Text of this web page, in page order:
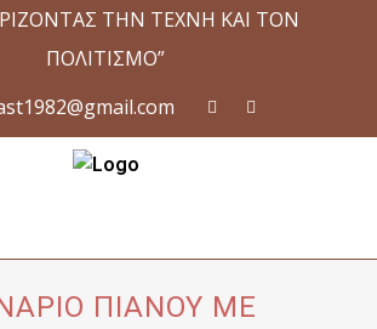
ΤΗΝ ΤΕΧΝΗ ΚΑΙ ΤΟΝ
ΠΟΛΙΤΙΣΜΟ”
ΠΙΑΝΟΥ ΜΕ